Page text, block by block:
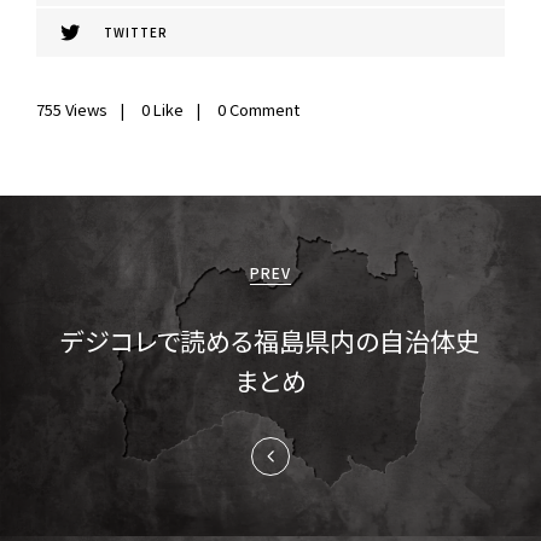
TWITTER
755 Views 0Like 0 Comment
PREV
デジコレで読める福島県内の自治体史
まとめ